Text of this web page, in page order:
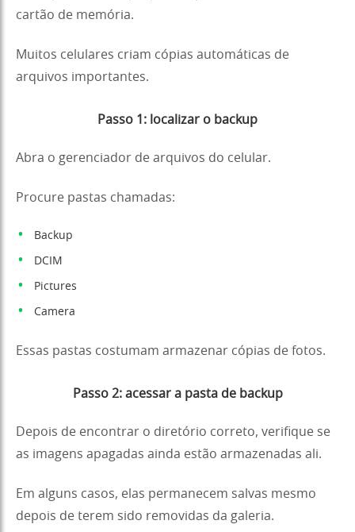
cartão de memória.
Muitos celulares criam cópias automáticas de
arquivos importantes.
Passo 1: localizar o backup
Abra o gerenciador de arquivos do celular.
Procure pastas chamadas:
Backup
DCIM
Pictures
Camera
Essas pastas costumam armazenar cópias de fotos.
Passo 2: acessar a pasta de backup
Depois de encontrar o diretório correto, verifique se
as imagens apagadas ainda estão armazenadas ali.
Em alguns casos, elas permanecem salvas mesmo
depois de terem sido removidas da galeria.